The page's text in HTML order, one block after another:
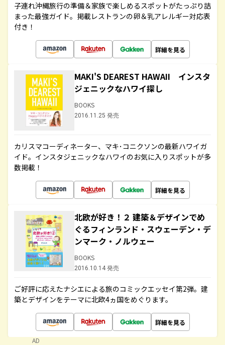
子連れ沖縄旅行の準備＆家族で楽しめるスポットがたっぷり詰
まった最強ガイド。掲載レストランの卵＆乳アレルギー対応表
付き！
詳細を見る
MAKI'S DEAREST HAWAII インスタ
ジェニックなハワイ探し
BOOKS
2016.11.25 発売
カリスマコーディネーター、マキ･コニクソンの最新ハワイガ
イド。インスタジェニックなハワイのお気に入りスポットが多
数掲載！
詳細を見る
北欧が好き！２ 建築＆デザインでめ
ぐるフィンランド・スウェーデン・デ
ンマーク・ノルウェー
BOOKS
2016.10.14 発売
ご好評に応えたナシエによる旅のコミックエッセイ第2弾。建
築とデザインをテーマに北欧4ヵ国をめぐります。
詳細を見る
AD